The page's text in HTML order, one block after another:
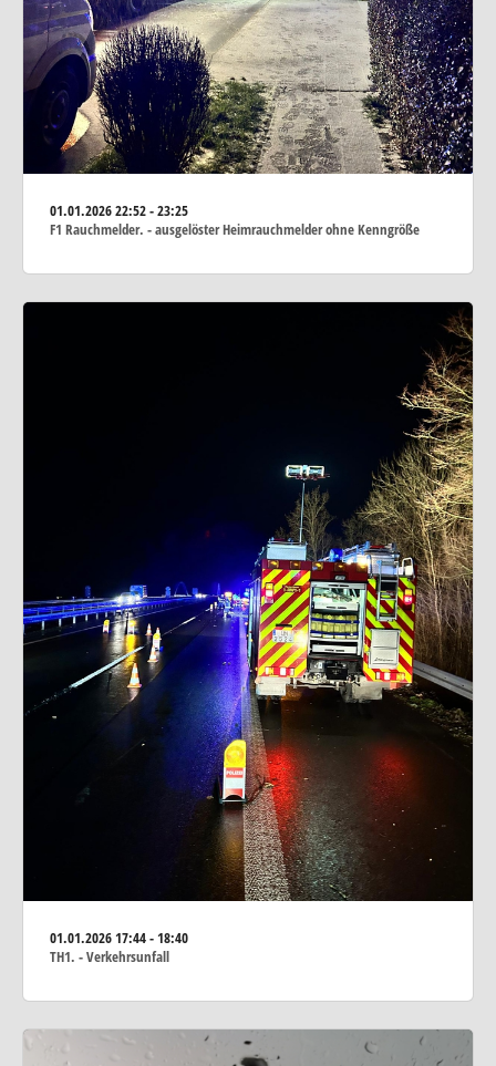
01.01.202622:52 - 23:25
F1 Rauchmelder. - ausgelöster Heimrauchmelder ohne Kenngröße
01.01.202617:44 - 18:40
TH1. - Verkehrsunfall